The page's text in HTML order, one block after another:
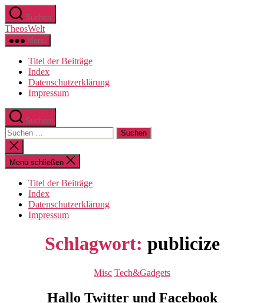
Zum
Inhalt
springen
Suchen
TheosWelt
Menü
Titel der Beiträge
Index
Datenschutzerklärung
Impressum
Suchen
Suchen
nach:
Suche
schließen
Menü schließen
Titel der Beiträge
Index
Datenschutzerklärung
Impressum
Schlagwort: publicize
Kategorien
Misc Tech&Gadgets
Hallo Twitter und Facebook